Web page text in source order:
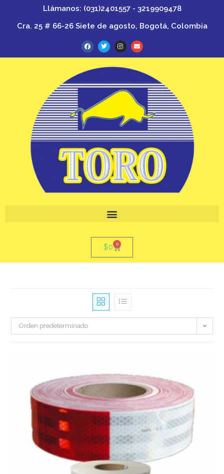
Llámanos: (031)2401557 - 3219909478
Cra. 25 # 66-26 Siete de agosto, Bogotá, Colombia
$0 0
Orden predeterminado